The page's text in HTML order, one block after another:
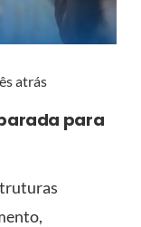
atrás
para